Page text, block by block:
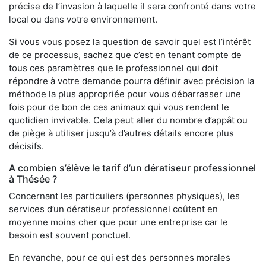
précise de l’invasion à laquelle il sera confronté dans votre
local ou dans votre environnement.
Si vous vous posez la question de savoir quel est l’intérêt
de ce processus, sachez que c’est en tenant compte de
tous ces paramètres que le professionnel qui doit
répondre à votre demande pourra définir avec précision la
méthode la plus appropriée pour vous débarrasser une
fois pour de bon de ces animaux qui vous rendent le
quotidien invivable. Cela peut aller du nombre d’appât ou
de piège à utiliser jusqu’à d’autres détails encore plus
décisifs.
A combien s’élève le tarif d’un dératiseur professionnel
à Thésée ?
Concernant les particuliers (personnes physiques), les
services d’un dératiseur professionnel coûtent en
moyenne moins cher que pour une entreprise car le
besoin est souvent ponctuel.
En revanche, pour ce qui est des personnes morales